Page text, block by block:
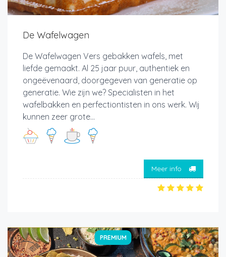
De Wafelwagen
De Wafelwagen Vers gebakken wafels, met
liefde gemaakt. Al 25 jaar puur, authentiek en
ongeëvenaard, doorgegeven van generatie op
generatie. Wie zijn we? Specialisten in het
wafelbakken en perfectiontisten in ons werk. Wij
kunnen zeer grote...
Meer info
PREMIUM